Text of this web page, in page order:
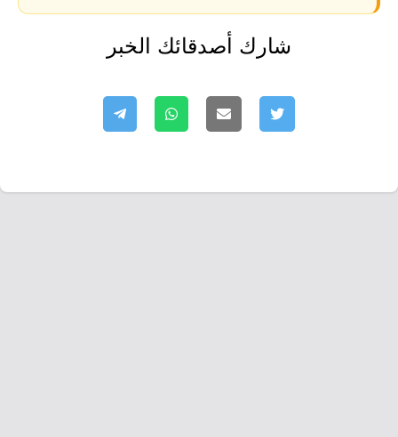
شارك أصدقائك الخبر